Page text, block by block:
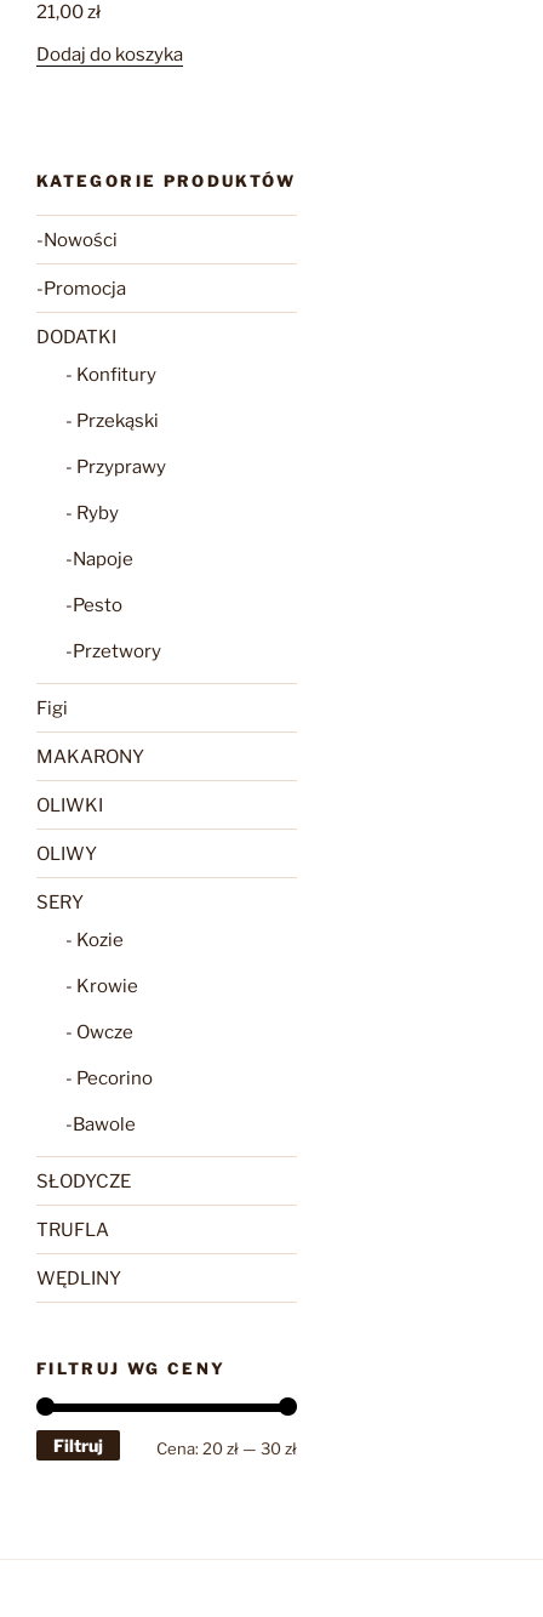
21,00zł
Dodaj do koszyka
KATEGORIE PRODUKTÓW
-Nowości
-Promocja
DODATKI
- Konfitury
- Przekąski
- Przyprawy
- Ryby
-Napoje
-Pesto
-Przetwory
Figi
MAKARONY
OLIWKI
OLIWY
SERY
- Kozie
- Krowie
- Owcze
- Pecorino
-Bawole
SŁODYCZE
TRUFLA
WĘDLINY
FILTRUJ WG CENY
Cena
Cena
Filtruj Cena: 20 zł— 30 zł